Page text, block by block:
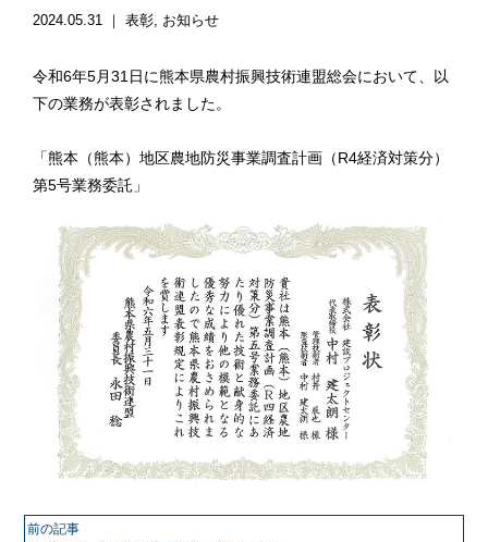
2024.05.31 ｜表彰 お知らせ
令和6年5月31日に熊本県農村振興技術連盟総会において、以
下の業務が表彰されました。
「熊本（熊本）地区農地防災事業調査計画（R4経済対策分）
第5号業務委託」
前の記事